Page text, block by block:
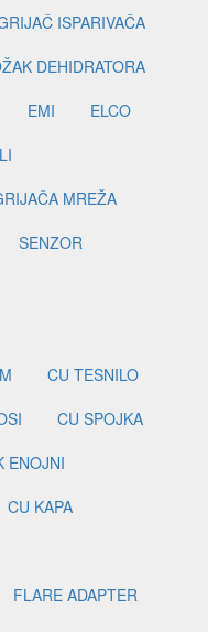
ISPARIVAČA
DEHIDRATORA
EMI
ELCO
MREŽA
SENZOR
CU TESNILO
CU SPOJKA
ENOJNI
CU KAPA
FLARE ADAPTER